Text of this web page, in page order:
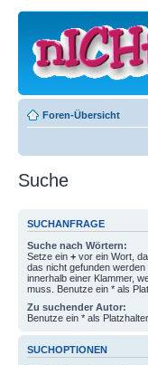
Foren-Übersicht
Suche
SUCHANFRAGE
Suche nach Wörtern:
Setze ein + vor ein Wort,
das nicht gefunden
innerhalb einer Klammer,
muss. Benutze ein * als
Zu suchender Autor:
Benutze ein * als
SUCHOPTIONEN